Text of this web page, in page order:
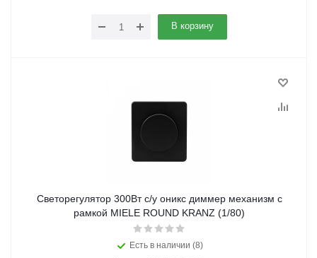
В корзину
Светорегулятор 300Вт с/у оникс диммер механизм с
рамкой MIELE ROUND KRANZ (1/80)
Есть в наличии (8)